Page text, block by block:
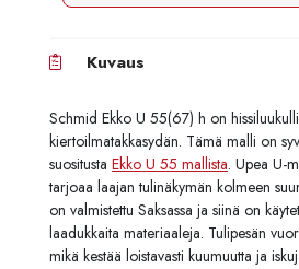
Kuvaus
Schmid Ekko U 55(67) h on
kiertoilmatakkasydän. Tämä malli on
suositusta Ekko U 55 mallista. Upea U-
tarjoaa laajan tulinäkymän kolmeen
on valmistettu Saksassa ja siinä on
laadukkaita materiaaleja. Tulipesän
mikä kestää loistavasti kuumuutta ja